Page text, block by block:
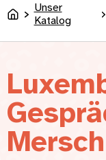
Accueil
Unser
Katalog
Mersch